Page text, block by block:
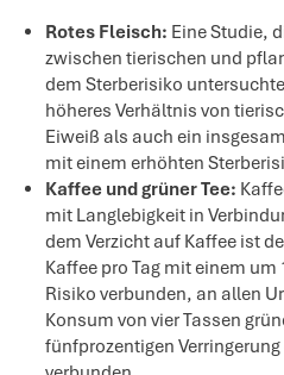
Rotes Fleisch: Eine Studie,
zwischen tierischen und
dem Sterberisiko
höheres Verhältnis von
Eiweiß als auch ein
mit einem erhöhten
Kaffee und grüner Tee:
mit Langlebigkeit in
dem Verzicht auf Kaffee ist
Kaffee pro Tag mit einem um
Risiko verbunden, an allen
Konsum von vier Tassen
fünfprozentigen